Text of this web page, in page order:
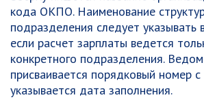
кода ОКПО. Наименование
подразделения следует указывать
если расчет зарплаты ведется
конкретного подразделения.
присваивается порядковый номер
указывается дата заполнения.